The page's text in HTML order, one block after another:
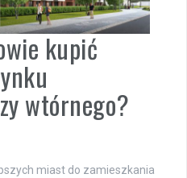
kupić
wtórnego?
miast do zamieszkania